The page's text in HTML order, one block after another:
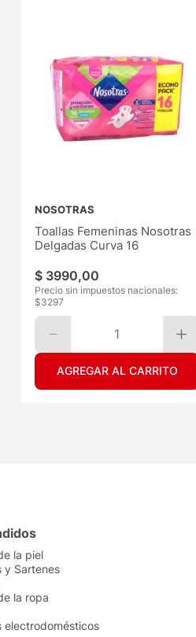
NOSOTRAS
Toallas Femeninas Nosotras
Delgadas Curva 16
$ 3990,00
Precio sin impuestos nacionales:
$3297
1
AGREGAR AL CARRITO
la piel
y Sartenes
la ropa
electrodomésticos